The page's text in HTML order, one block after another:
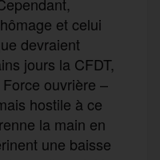
et celui
devraient
jours la CFDT,
ouvrière –
hostile à ce
la main en
une baisse